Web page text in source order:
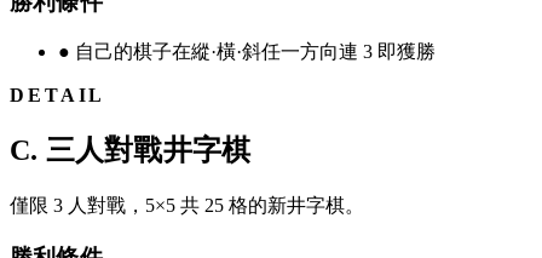
● 自己的棋子在縱·橫·斜任一方向連 3 即獲勝
DETAIL
C. 三人對戰井字棋
僅限 3 人對戰，5×5 共 25 格的新井字棋。